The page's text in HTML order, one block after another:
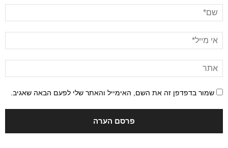
שמור בדפדפן זה את השם, האימייל והאתר שלי לפעם הבאה שאגיב.